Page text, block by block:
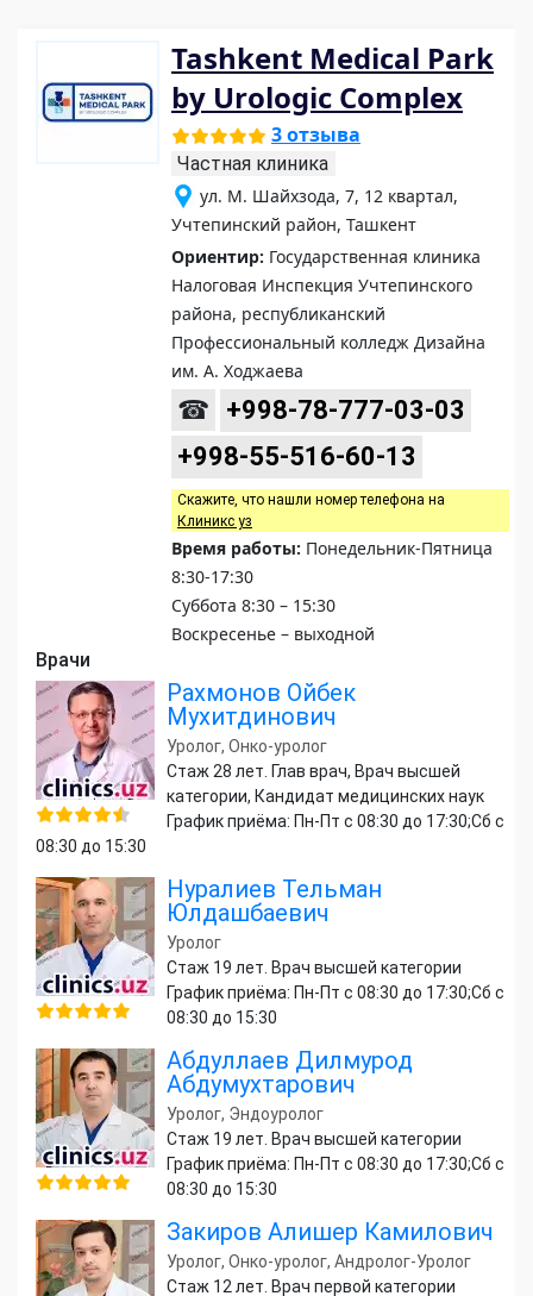
Tashkent Medical Park
by Urologic Complex
3 отзыва
Частная клиника
ул. М. Шайхзода, 7, 12 квартал,
Учтепинский район, Ташкент
Ориентир: Государственная клиника
Налоговая Инспекция Учтепинского
района, республиканский
Профессиональный колледж Дизайна
им. А. Ходжаева
☎
+998-78-777-03-03
+998-55-516-60-13
Скажите, что нашли номер телефона на
Клиникс уз
Время работы: Понедельник-Пятница
8:30-17:30
Суббота 8:30 – 15:30
Воскресенье – выходной
Врачи
Рахмонов Ойбек
Мухитдинович
Уролог, Онко-уролог
Стаж 28 лет. Глав врач, Врач высшей
категории, Кандидат медицинских наук
График приёма: Пн-Пт с 08:30 до 17:30;Сб с
08:30 до 15:30
Нуралиев Тельман
Юлдашбаевич
Уролог
Стаж 19 лет. Врач высшей категории
График приёма: Пн-Пт с 08:30 до 17:30;Сб с
08:30 до 15:30
Абдуллаев Дилмурод
Абдумухтарович
Уролог, Эндоуролог
Стаж 19 лет. Врач высшей категории
График приёма: Пн-Пт с 08:30 до 17:30;Сб с
08:30 до 15:30
Закиров Алишер Камилович
Уролог, Онко-уролог, Андролог-Уролог
Стаж 12 лет. Врач первой категории